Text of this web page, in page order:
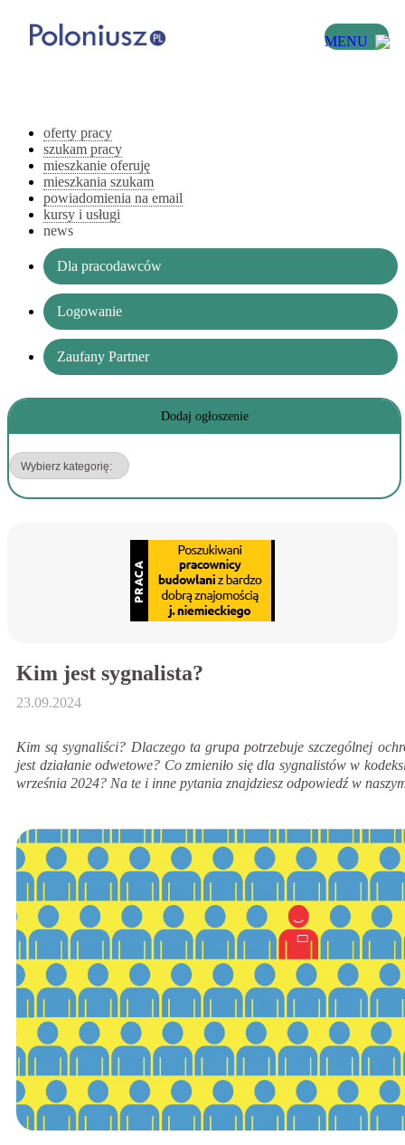
MENU
oferty pracy
szukam pracy
mieszkanie oferuję
mieszkania szukam
powiadomienia na email
kursy i usługi
news
Dla pracodawców
Logowanie
Zaufany Partner
Dodaj ogłoszenie
Kim jest sygnalista?
23.09.2024
Kim są sygnaliści? Dlaczego ta grupa potrzebuje szczególnej
jest działanie odwetowe? Co zmieniło się dla sygnalistów w
września 2024? Na te i inne pytania znajdziesz odpowiedź w